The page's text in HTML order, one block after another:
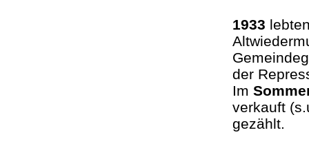
1933
der
Im
verkauft
gezählt.